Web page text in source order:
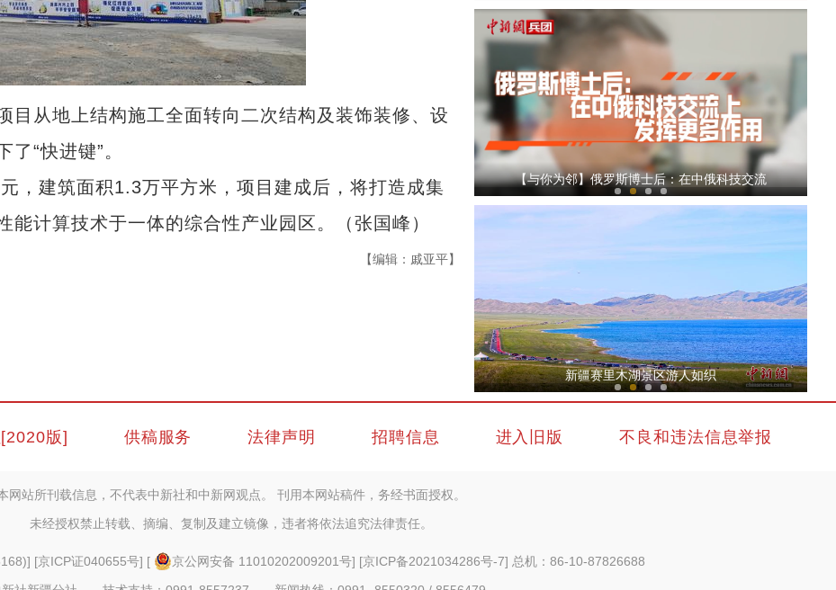
从地上结构施工全面转向二次结构及装饰装修、设
“快进键”。
建筑面积1.3万平方米，项目建成后，将打造成集
计算技术于一体的综合性产业园区。（张国峰）
【编辑：戚亚平】
【与你为邻】俄罗斯博士后：在中俄科技交流
【与你为邻】新疆水果的跨国情缘
新疆赛里木湖景区游人如织
版] 供稿服务 法律声明 招聘信息 进入旧版 不良和违法信息举报
网站所刊载信息，不代表中新社和中新网观点。 刊用本网站稿件，务经书面授权。
未经授权禁止转载、摘编、复制及建立镜像，违者将依法追究法律责任。
] [京ICP证040655号] [ 京公网安备 11010202009201号] [京ICP备2021034286号-7] 总机：86-10-87826688